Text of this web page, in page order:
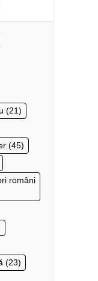
(21)
(45)
români
(23)